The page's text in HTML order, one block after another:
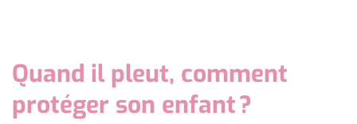
Quand il pleut, comment
protéger son enfant ?